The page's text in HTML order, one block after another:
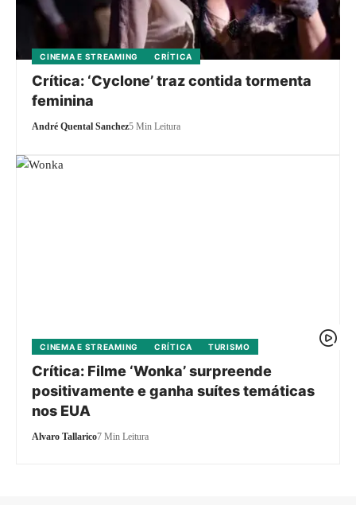
CINEMA E STREAMING CRÍTICA
Crítica: ‘Cyclone’ traz contida tormenta
feminina
André Quental Sanchez5 Min Leitura
CINEMA E STREAMING CRÍTICA TURISMO
Crítica: Filme ‘Wonka’ surpreende
positivamente e ganha suítes temáticas
nos EUA
Alvaro Tallarico7 Min Leitura